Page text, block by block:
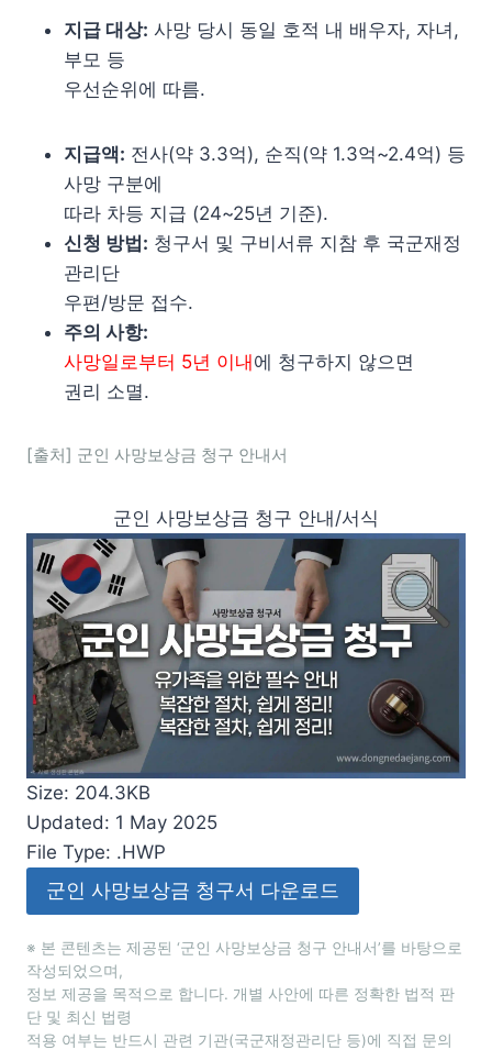
지급 대상: 사망 당시 동일 호적 내 배우자, 자녀,
부모 등
우선순위에 따름.
지급액: 전사(약 3.3억), 순직(약 1.3억~2.4억) 등
사망 구분에
따라 차등 지급 (24~25년 기준).
신청 방법: 청구서 및 구비서류 지참 후 국군재정
관리단
우편/방문 접수.
주의 사항:
사망일로부터 5년 이내에 청구하지 않으면
권리 소멸.
[출처] 군인 사망보상금 청구 안내서
군인 사망보상금 청구 안내/서식
Size: 204.3KB
Updated: 1 May 2025
File Type: .HWP
군인 사망보상금 청구서 다운로드
※ 본 콘텐츠는 제공된 ‘군인 사망보상금 청구 안내서’를 바탕으로
작성되었으며,
정보 제공을 목적으로 합니다. 개별 사안에 따른 정확한 법적 판
단 및 최신 법령
적용 여부는 반드시 관련 기관(국군재정관리단 등)에 직접 문의